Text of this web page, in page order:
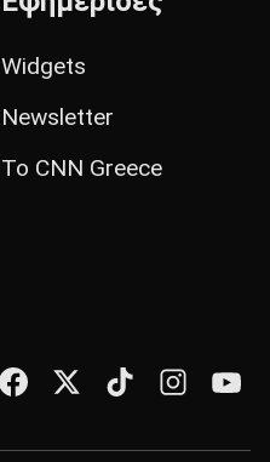
Widgets
Newsletter
Το CNN Greece